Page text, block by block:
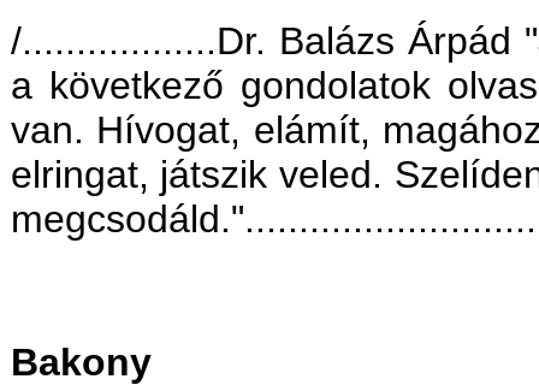
/..................Dr. Balázs
a következő gondolatok
van. Hívogat, elámít,
elringat, játszik veled.
Bakony